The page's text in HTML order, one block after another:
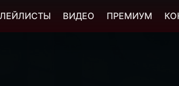
ВИДЕО ПРЕМИУМ